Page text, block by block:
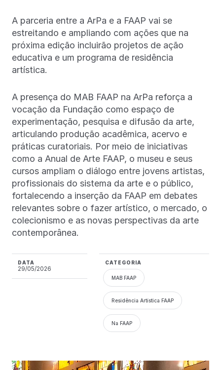
A parceria entre a ArPa e a FAAP vai se
estreitando e ampliando com ações que na
próxima edição incluirão projetos de ação
educativa e um programa de residência
artística.
A presença do MAB FAAP na ArPa reforça a
vocação da Fundação como espaço de
experimentação, pesquisa e difusão da arte,
articulando produção acadêmica, acervo e
práticas curatoriais. Por meio de iniciativas
como a Anual de Arte FAAP, o museu e seus
cursos ampliam o diálogo entre jovens artistas,
profissionais do sistema da arte e o público,
fortalecendo a inserção da FAAP em debates
relevantes sobre o fazer artístico, o mercado, o
colecionismo e as novas perspectivas da arte
contemporânea.
DATA
29/05/2026
CATEGORIA
MAB FAAP
Residência Artística FAAP
Na FAAP